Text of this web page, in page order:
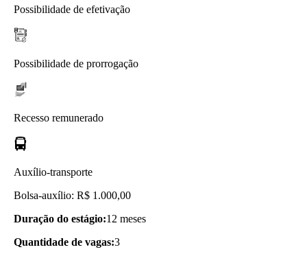
Possibilidade de efetivação
Possibilidade de prorrogação
Recesso remunerado
Auxílio-transporte
Bolsa-auxílio: R$ 1.000,00
Duração do estágio:12 meses
Quantidade de vagas:3